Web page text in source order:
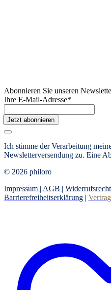
Abonnieren Sie unseren
Ihre E-Mail-Adresse*
Jetzt abonnieren
Ich stimme der Verarbeitung
Newsletterversendung zu. Eine
© 2026 philoro
Impressum | AGB | Widerrufsrecht
Barrierefreiheitserklärung |